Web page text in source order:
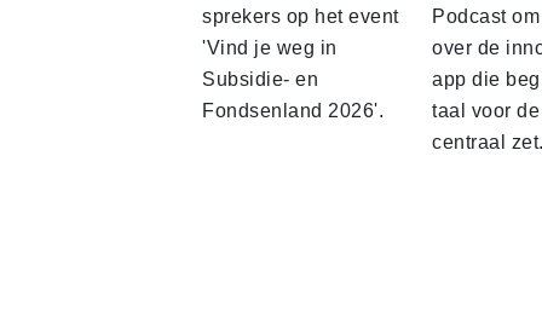
sprekers op het event
'Vind je weg in
Subsidie- en
Fondsenland 2026'.
Podcast
over de
app die
taal voor
centraal